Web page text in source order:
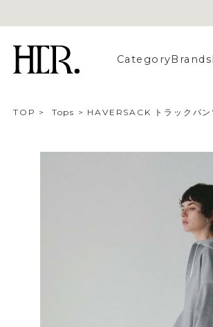
Category Brands
TOP > Tops > HAVERSACK トラックパン